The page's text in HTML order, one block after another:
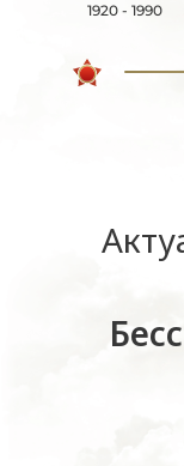
1920 - 1990